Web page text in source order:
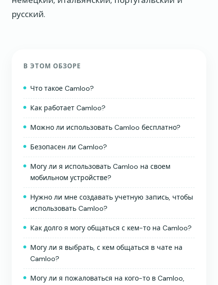
русский.
В ЭТОМ ОБЗОРЕ
Что такое Camloo?
Как работает Camloo?
Можно ли использовать Camloo бесплатно?
Безопасен ли Camloo?
Могу ли я использовать Camloo на своем
мобильном устройстве?
Нужно ли мне создавать учетную запись, чтобы
использовать Camloo?
Как долго я могу общаться с кем-то на Camloo?
Могу ли я выбрать, с кем общаться в чате на
Camloo?
Могу ли я пожаловаться на кого-то в Camloo,